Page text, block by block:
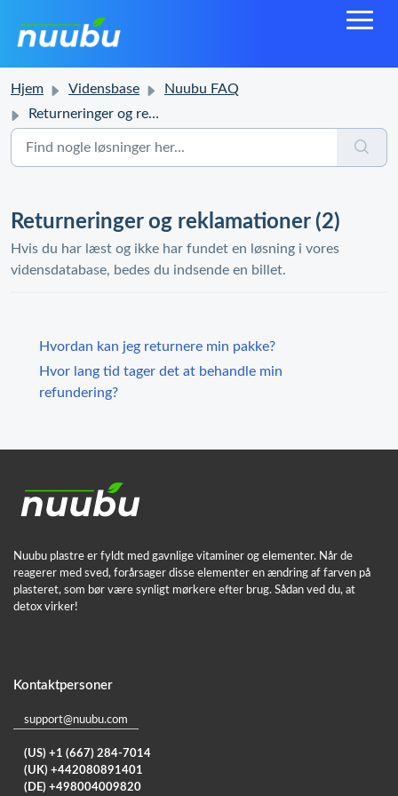
Hjem Vidensbase
Nuubu FAQ
Returneringer og reklamationer
Returneringer og reklamationer (2)
Hvis du har læst og ikke har fundet en løsning i vores
vidensdatabase, bedes du indsende en billet.
Hvordan kan jeg returnere min pakke?
Hvor lang tid tager det at behandle min
refundering?
Nuubu plastre er fyldt med gavnlige vitaminer og elementer. Når de
reagerer med sved, forårsager disse elementer en ændring af farven på
plasteret, som bør være synligt mørkere efter brug. Sådan ved du, at
detox virker!
Kontaktpersoner
support@nuubu.com
(US) +1 (667) 284-7014
(UK) +442080891401
(DE) +498004009820